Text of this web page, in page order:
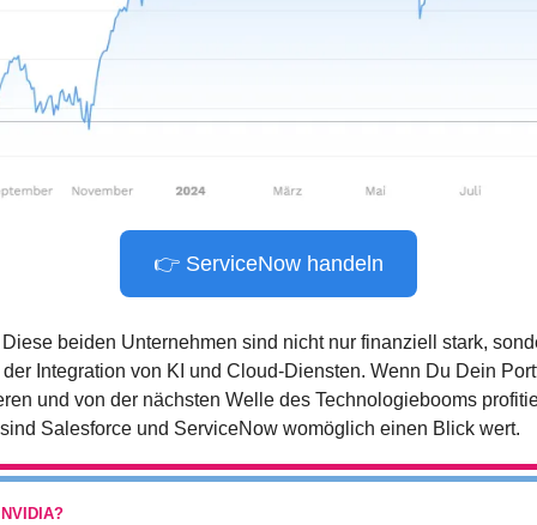
👉 ServiceNow handeln
beiden Unternehmen sind nicht nur finanziell stark,
Integration von KI und Cloud-Diensten. Wenn Du Dein
und von der nächsten Welle des Technologiebooms
Salesforce und ServiceNow womöglich einen Blick wert.